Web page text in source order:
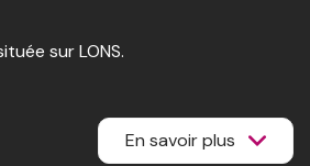
sur LONS.
En savoir plus